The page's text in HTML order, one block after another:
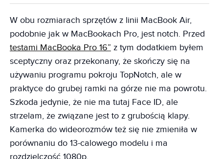
W obu rozmiarach sprzętów z linii MacBook Air,
podobnie jak w MacBookach Pro, jest notch. Przed
testami MacBooka Pro 16” z tym dodatkiem byłem
sceptyczny oraz przekonany, że skończy się na
używaniu programu pokroju TopNotch, ale w
praktyce do grubej ramki na górze nie ma powrotu.
Szkoda jedynie, że nie ma tutaj Face ID, ale
strzelam, że związane jest to z grubością klapy.
Kamerka do wideorozmów też się nie zmieniła w
porównaniu do 13-calowego modelu i ma